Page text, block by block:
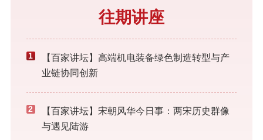
往期讲座
1
【百家讲坛】高端机电装备绿色制造转型与产
业链协同创新
2
【百家讲坛】宋朝风华今日事：两宋历史群像
与遇见陆游